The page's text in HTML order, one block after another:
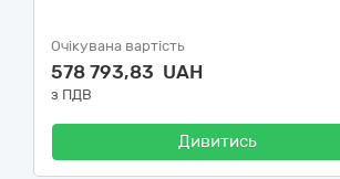
Очікувана вартість
578 793,83 UAH
з ПДВ
Дивитись